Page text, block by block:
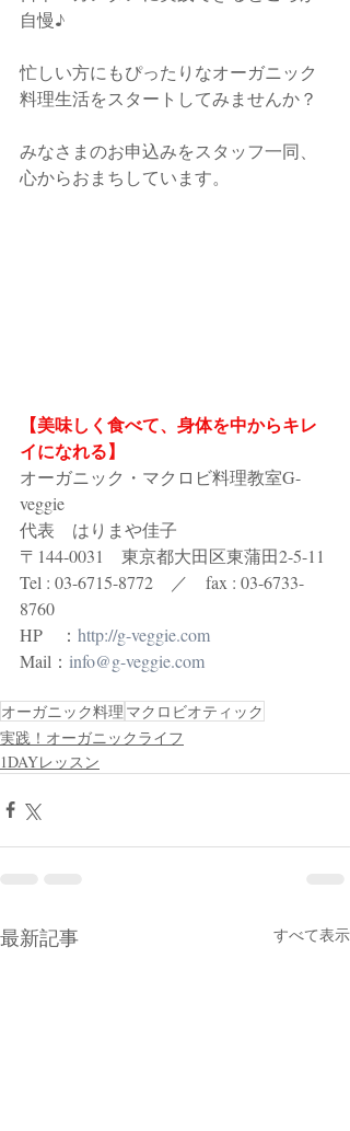
自慢♪
忙しい方にもぴったりなオーガニック
料理生活をスタートしてみませんか？
みなさまのお申込みをスタッフ一同、
心からおまちしています。
【美味しく食べて、身体を中からキレ
イになれる】
オーガニック・マクロビ料理教室G-
veggie
代表　はりまや佳子
〒144-0031　東京都大田区東蒲田2-5-11
Tel : 03-6715-8772　／　fax : 03-6733-
8760
HP　： http://g-veggie.com
Mail： info@g-veggie.com
オーガニック料理 マクロビオティック
実践！オーガニックライフ
1DAYレッスン
最新記事 すべて表示